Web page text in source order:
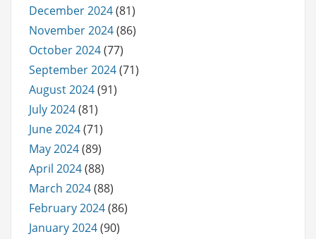
December 2024(81)
November 2024(86)
October 2024(77)
September 2024(71)
August 2024(91)
July 2024(81)
June 2024(71)
May 2024(89)
April 2024(88)
March 2024(88)
February 2024(86)
January 2024(90)